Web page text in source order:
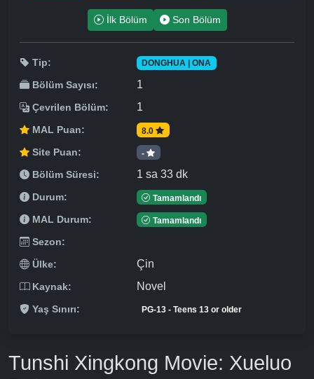
İlk Bölüm Son Bölüm
Tip: DONGHUA | ONA
Bölüm Sayısı: 1
Çevrilen Bölüm: 1
MAL Puan: 8.0
Site Puan: -
Bölüm Süresi: 1 sa 33 dk
Durum: Tamamlandı
MAL Durum: Tamamlandı
Sezon:
Ülke:
Çin
Kaynak: Novel
Yaş Sınırı: PG-13 - Teens 13 or older
Tunshi Xingkong Movie: Xueluo